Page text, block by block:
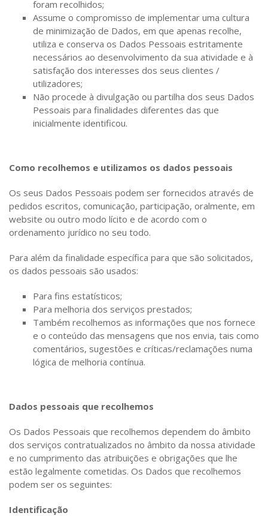
foram recolhidos;
Assume o compromisso de implementar uma cultura
de minimização de Dados, em que apenas recolhe,
utiliza e conserva os Dados Pessoais estritamente
necessários ao desenvolvimento da sua atividade e à
satisfação dos interesses dos seus clientes /
utilizadores;
Não procede à divulgação ou partilha dos seus Dados
Pessoais para finalidades diferentes das que
inicialmente identificou.
Como recolhemos e utilizamos os dados pessoais
Os seus Dados Pessoais podem ser fornecidos através de
pedidos escritos, comunicação, participação, oralmente, em
website ou outro modo lícito e de acordo com o
ordenamento jurídico no seu todo.
Para além da finalidade específica para que são solicitados,
os dados pessoais são usados:
Para fins estatísticos;
Para melhoria dos serviços prestados;
Também recolhemos as informações que nos fornece
e o conteúdo das mensagens que nos envia, tais como
comentários, sugestões e críticas/reclamações numa
lógica de melhoria contínua.
Dados pessoais que recolhemos
Os Dados Pessoais que recolhemos dependem do âmbito
dos serviços contratualizados no âmbito da nossa atividade
e no cumprimento das atribuições e obrigações que lhe
estão legalmente cometidas. Os Dados que recolhemos
podem ser os seguintes:
Identificação